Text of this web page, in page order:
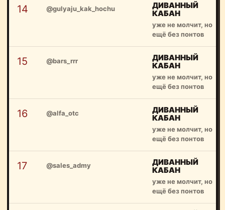
14 @gulyaju_kak_hochu
ДИВАННЫЙ
КАБАН
уже не молчит, но
ещё без понтов
15 @bars_rrr
ДИВАННЫЙ
КАБАН
уже не молчит, но
ещё без понтов
16 @alfa_otc
ДИВАННЫЙ
КАБАН
уже не молчит, но
ещё без понтов
17 @sales_admy
ДИВАННЫЙ
КАБАН
уже не молчит, но
ещё без понтов